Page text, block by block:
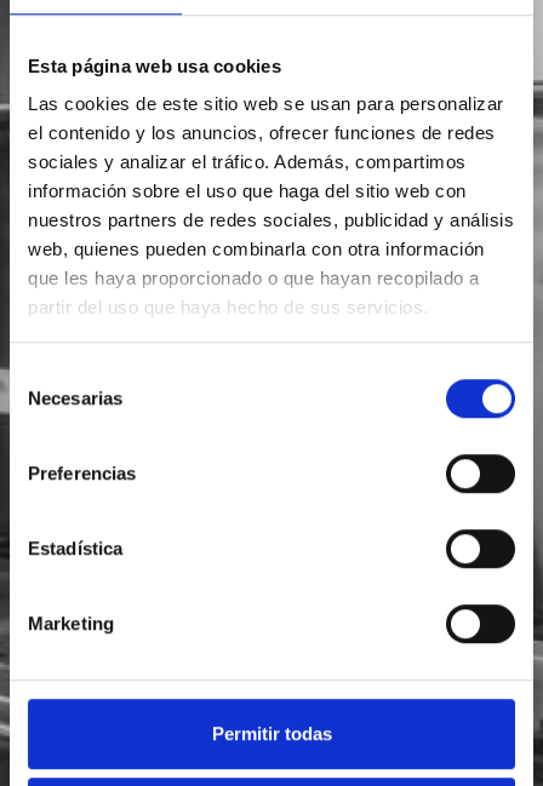
Esta página web usa cookies
Las cookies de este sitio web se usan para personalizar
el contenido y los anuncios, ofrecer funciones de redes
sociales y analizar el tráfico. Además, compartimos
información sobre el uso que haga del sitio web con
nuestros partners de redes sociales, publicidad y análisis
web, quienes pueden combinarla con otra información
que les haya proporcionado o que hayan recopilado a
partir del uso que haya hecho de sus servicios.
Selección
Necesarias
Preferencias
Estadística
Marketing
Permitir todas
He leído y acepto la
Acepto recibir novedades deFoodsat